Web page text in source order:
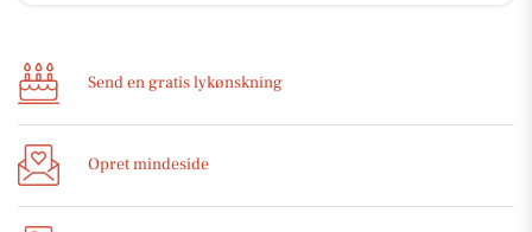
Send en gratis lykønskning
Opret mindeside